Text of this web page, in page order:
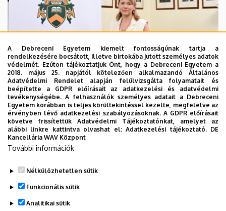
2026. augusztus 5.
Hagyományőrzés és innováció a
Bölcsészettudományi Karon
BÖLCSÉSZETTUDOMÁNY
A Debreceni Egyetem kiemelt fontosságúnak tartja a
rendelkezésére bocsátott, illetve birtokába jutott személyes adatok
védelmét. Ezúton tájékoztatjuk Önt, hogy a Debreceni Egyetem a
2018. május 25. napjától kötelezően alkalmazandó Általános
Adatvédelmi Rendelet alapján felülvizsgálta folyamatait és
beépítette a GDPR előírásait az adatkezelési és adatvédelmi
tevékenységébe. A felhasználók személyes adatait a Debreceni
Egyetem korábban is teljes körültekintéssel kezelte, megfelelve az
érvényben lévő adatkezelési szabályozásoknak. A GDPR előírásait
követve frissítettük Adatvédelmi Tájékoztatónkat, amelyet az
alábbi linkre kattintva olvashat el:Adatkezelési tájékoztató. DE
Kancellária WAV Központ
További információk
Nélkülözhetetlen sütik
Funkcionális sütik
Analitikai sütik